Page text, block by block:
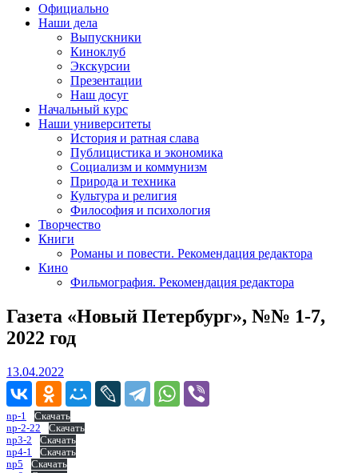
Официально
Наши дела
Выпускники
Киноклуб
Экскурсии
Презентации
Наш досуг
Начальный курс
Наши университеты
История и ратная слава
Публицистика и экономика
Социализм и коммунизм
Природа и техника
Культура и религия
Философия и психология
Творчество
Книги
Романы и повести. Рекомендация редактора
Кино
Фильмография. Рекомендация редактора
Газета «Новый Петербург», №№ 1-7,
2022 год
13.04.2022
np-1
Скачать
np-2-22
Скачать
np3-2
Скачать
np4-1
Скачать
np5
Скачать